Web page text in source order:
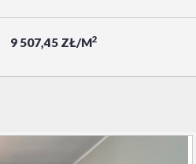
9 507,45 ZŁ/M2